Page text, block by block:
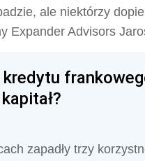
ale niektórzy
Expander Advisors
kredytu
zapadły trzy